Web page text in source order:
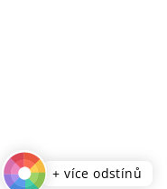
+ více odstínů